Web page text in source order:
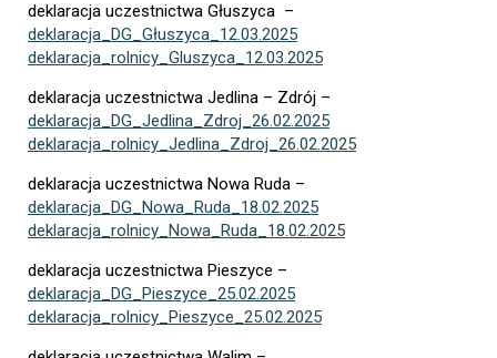
deklaracja uczestnictwa Głuszyca –
deklaracja_DG_Głuszyca_12.03.2025
deklaracja_rolnicy_Gluszyca_12.03.2025
deklaracja uczestnictwa Jedlina – Zdrój –
deklaracja_DG_Jedlina_Zdroj_26.02.2025
deklaracja_rolnicy_Jedlina_Zdroj_26.02.2025
deklaracja uczestnictwa Nowa Ruda –
deklaracja_DG_Nowa_Ruda_18.02.2025
deklaracja_rolnicy_Nowa_Ruda_18.02.2025
deklaracja uczestnictwa Pieszyce –
deklaracja_DG_Pieszyce_25.02.2025
deklaracja_rolnicy_Pieszyce_25.02.2025